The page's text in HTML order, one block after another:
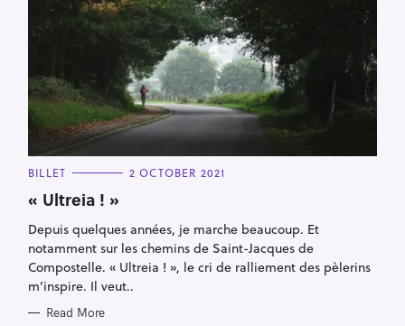
C
T
E
O
I
E
S
BILLET 2 OCTOBER 2021
« Ultreia ! »
Depuis quelques années, je marche beaucoup. Et
notamment sur les chemins de Saint-Jacques de
Compostelle. « Ultreia ! », le cri de ralliement des pèlerins
m’inspire. Il veut..
Read More